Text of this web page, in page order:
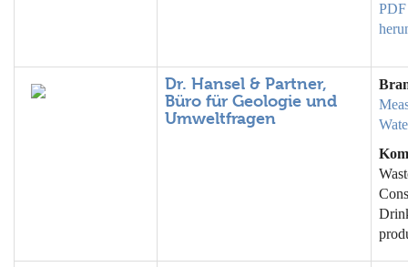
PDF
Dr. Hansel & Partner,
Büro für Geologie und
Umweltfragen